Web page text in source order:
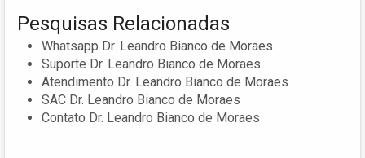
Pesquisas Relacionadas
Whatsapp Dr. Leandro Bianco de Moraes
Suporte Dr. Leandro Bianco de Moraes
Atendimento Dr. Leandro Bianco de Moraes
SAC Dr. Leandro Bianco de Moraes
Contato Dr. Leandro Bianco de Moraes